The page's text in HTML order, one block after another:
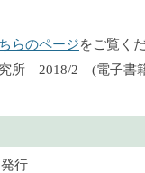
らのページをご覧く
究所 2018/2 (電子書
行